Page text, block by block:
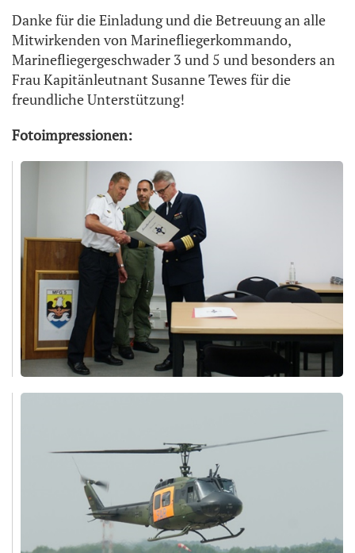
Danke für die Einladung und die Betreuung an alle
Mitwirkenden von Marinefliegerkommando,
Marinefliegergeschwader 3 und 5 und besonders an
Frau Kapitänleutnant Susanne Tewes für die
freundliche Unterstützung!
Fotoimpressionen: